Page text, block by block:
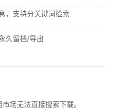
，支持分关键词检索
久留档/导出
市场无法直接搜索下载。